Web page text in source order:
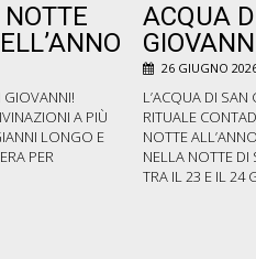
A PIÙ
LONGO E
PER
ACQUA
26 GIUGNO
L’ACQUA DI
RITUALE
NOTTE
NELLA NOTTE DI
TRA IL 23 E IL 24